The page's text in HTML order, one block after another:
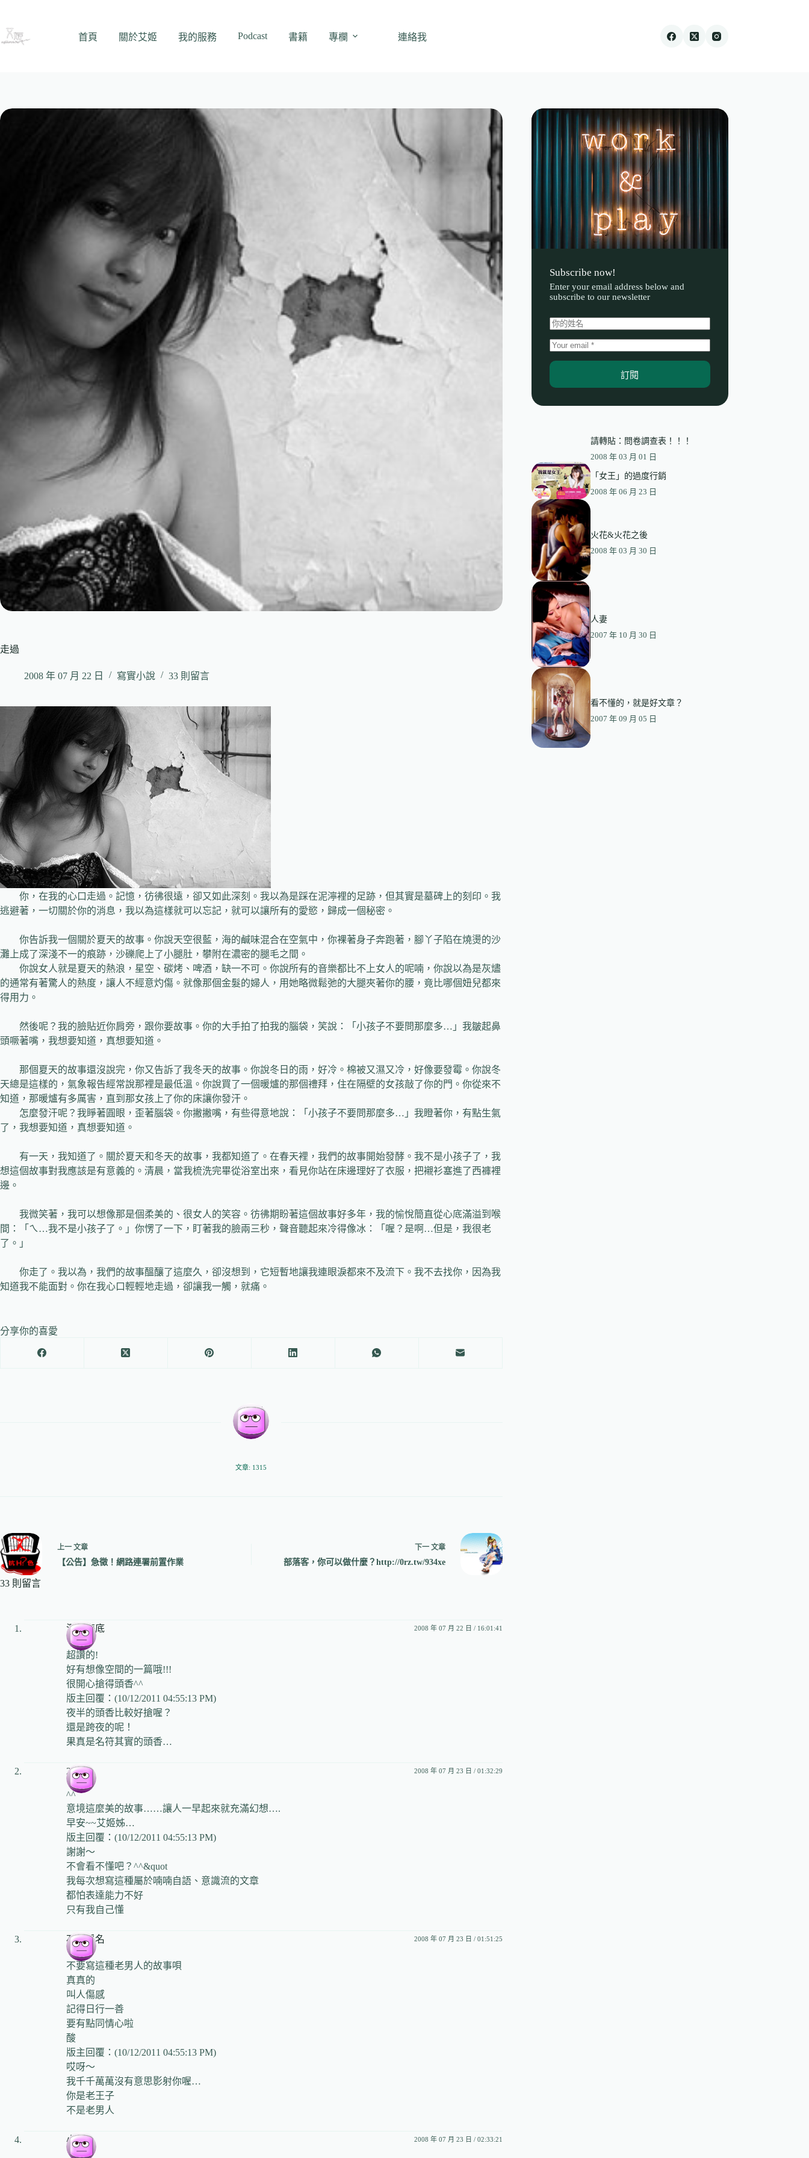
主
首頁 關於艾姬 我的服務 Podcast 書籍 專欄 連絡我
走過
2008 年 07 月 22 日 寫實小說 33 則留言
你，在我的心口走過。記憶，彷彿很遠，卻又如此深刻。我以為是踩在泥濘裡的足跡，但其實是墓碑上的刻印。我
逃避著，一切關於你的消息，我以為這樣就可以忘記，就可以讓所有的愛慾，歸成一個秘密。
你告訴我一個關於夏天的故事。你說天空很藍，海的鹹味混合在空氣中，你裸著身子奔跑著，腳丫子陷在燒燙的沙
灘上成了深淺不一的痕跡，沙礫爬上了小腿肚，攀附在濃密的腿毛之間。
你說女人就是夏天的熱浪，星空、碳烤、啤酒，缺一不可。你說所有的音樂都比不上女人的呢喃，你說以為是灰燼
的通常有著驚人的熱度，讓人不經意灼傷。就像那個金髮的婦人，用她略微鬆弛的大腿夾著你的腰，竟比哪個妞兒都來
得用力。
然後呢？我的臉貼近你肩旁，跟你要故事。你的大手拍了拍我的腦袋，笑說：「小孩子不要問那麼多…」我皺起鼻
頭噘著嘴，我想要知道，真想要知道。
那個夏天的故事還沒說完，你又告訴了我冬天的故事。你說冬日的雨，好冷。棉被又濕又冷，好像要發霉。你說冬
天總是這樣的，氣象報告經常說那裡是最低溫。你說買了一個暖爐的那個禮拜，住在隔壁的女孩敲了你的門。你從來不
知道，那暖爐有多厲害，直到那女孩上了你的床讓你發汗。
怎麼發汗呢？我睜著圓眼，歪著腦袋。你撇撇嘴，有些得意地說：「小孩子不要問那麼多…」我瞪著你，有點生氣
了，我想要知道，真想要知道。
有一天，我知道了。關於夏天和冬天的故事，我都知道了。在春天裡，我們的故事開始發酵。我不是小孩子了，我
想這個故事對我應該是有意義的。清晨，當我梳洗完畢從浴室出來，看見你站在床邊理好了衣服，把襯衫塞進了西褲裡
邊。
我微笑著，我可以想像那是個柔美的、很女人的笑容。彷彿期盼著這個故事好多年，我的愉悅簡直從心底滿溢到喉
間：「ㄟ…我不是小孩子了。」你愣了一下，盯著我的臉兩三秒，聲音聽起來冷得像冰：「喔？是啊…但是，我很老
了。」
你走了。我以為，我們的故事醞釀了這麼久，卻沒想到，它短暫地讓我連眼淚都來不及流下。我不去找你，因為我
知道我不能面對。你在我心口輕輕地走過，卻讓我一觸，就痛。
分享你的喜愛
文章: 1315
上一 文章
【公告】急徵！網路連署前置作業
下一 文章
部落客，你可以做什麼？http://0rz.tw/934xe
33 則留言
沉入海底 2008 年 07 月 22 日 / 16:01:41
超讚的!
好有想像空間的一篇哦!!!
很開心搶得頭香^^
版主回覆：(10/12/2011 04:55:13 PM)
夜半的頭香比較好搶喔？
還是跨夜的呢！
果真是名符其實的頭香…
27分 2008 年 07 月 23 日 / 01:32:29
^^
意境這麼美的故事……讓人一早起來就充滿幻想….
早安~~艾姬姊…
版主回覆：(10/12/2011 04:55:13 PM)
謝謝～
不會看不懂吧？^^&quot
我每次想寫這種屬於喃喃自語、意識流的文章
都怕表達能力不好
只有我自己懂
石秀淨名 2008 年 07 月 23 日 / 01:51:25
不要寫這種老男人的故事唄
真真的
叫人傷感
記得日行一善
要有點同情心啦
酸
版主回覆：(10/12/2011 04:55:13 PM)
哎呀～
我千千萬萬沒有意思影射你喔…
你是老王子
不是老男人
小兒 2008 年 07 月 23 日 / 02:33:21
Subscribe now!
Enter your email address below and
subscribe to our newsletter
訂閱
請轉貼：問卷調查表！！！
2008 年 03 月 01 日
「女王」的過度行銷
2008 年 06 月 23 日
火花&火花之後
2008 年 03 月 30 日
人妻
2007 年 10 月 30 日
看不懂的，就是好文章？
2007 年 09 月 05 日